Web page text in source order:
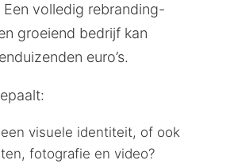
volledig rebranding-
groeiend bedrijf kan
euro’s.
visuele identiteit, of ook
fotografie en video?